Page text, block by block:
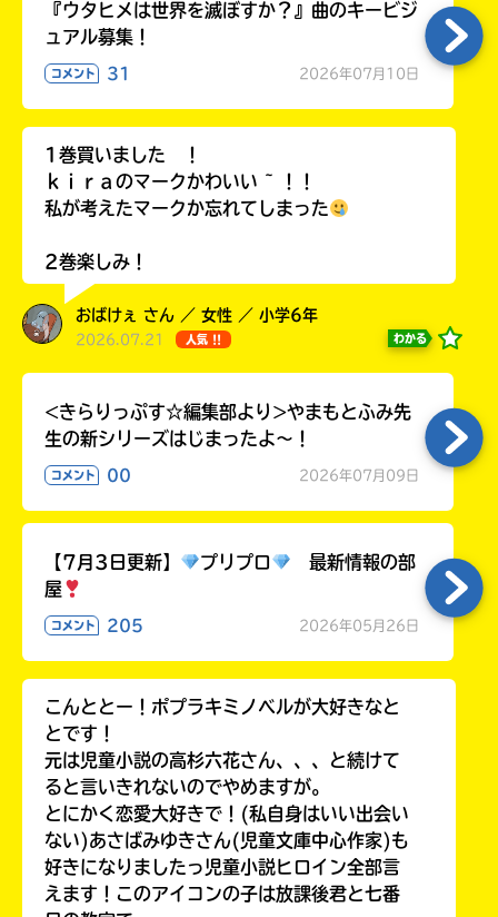
『ウタヒメは世界を滅ぼすか？』曲のキービジ
ュアル募集！
コメント 31 2026年07月10日
1巻買いました ！
ｋｉｒａのマークかわいい ~ ！！
私が考えたマークか忘れてしまった
2巻楽しみ！
おばけぇ さん ／ 女性 ／ 小学6年
2026.07.21 人気 !! わかる
<きらりっぷす☆編集部より>やまもとふみ先
生の新シリーズはじまったよ～！
コメント 00 2026年07月09日
【7月3日更新】 プリプロ
最新情報の部
屋
コメント 205 2026年05月26日
こんととー！ポプラキミノベルが大好きなと
とです！
元は児童小説の高杉六花さん、、、と続けて
ると言いきれないのでやめますが。
とにかく恋愛大好きで！(私自身はいい出会い
ない)あさばみゆきさん(児童文庫中心作家)も
好きになりましたっ児童小説ヒロイン全部言
えます！このアイコンの子は放課後君と七番